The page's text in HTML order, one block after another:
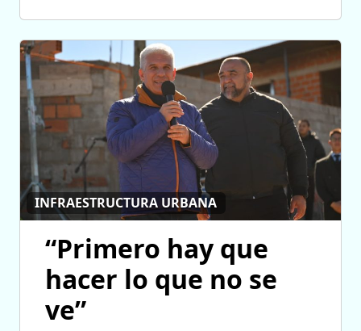
INFRAESTRUCTURA URBANA
“Primero hay que
hacer lo que no se
ve”